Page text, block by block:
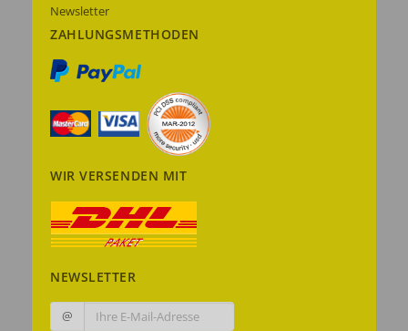
Newsletter
ZAHLUNGSMETHODEN
WIR VERSENDEN MIT
NEWSLETTER
@